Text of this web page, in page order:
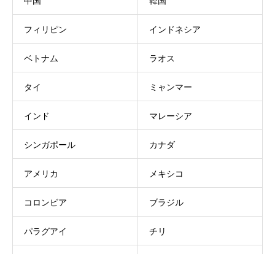
フィリピン インドネシア
ベトナム ラオス
タイ ミャンマー
インド マレーシア
シンガポール カナダ
アメリカ メキシコ
コロンビア ブラジル
パラグアイ チリ